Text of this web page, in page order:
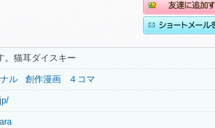
。猫耳ダイスキー
ル 創作漫画 ４コマ